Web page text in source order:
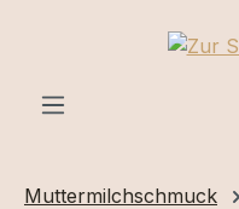
Zum Hauptinhalt springen
Muttermilchschmuck